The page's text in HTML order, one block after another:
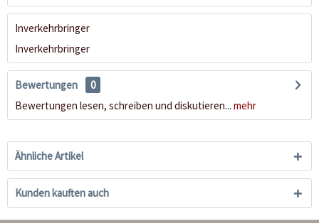
Inverkehrbringer
Inverkehrbringer
Bewertungen
0
Bewertungen lesen, schreiben und diskutieren... mehr
Ähnliche Artikel
Kunden kauften auch